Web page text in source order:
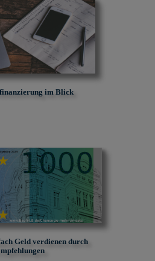
im Blick
Geld verdienen durch